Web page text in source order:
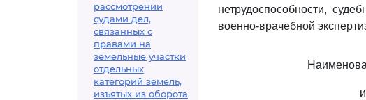
рассмотрении
судами дел,
связанных с
правами на
земельные участки
отдельных
категорий земель,
изъятых из оборота
нетрудоспособности,
военно-врачебной